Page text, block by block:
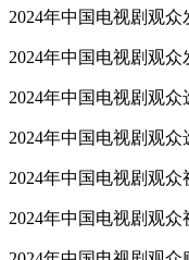
2024年中国电视剧观
2024年中国电视剧观
2024年中国电视剧观
2024年中国电视剧观
2024年中国电视剧观
2024年中国电视剧观